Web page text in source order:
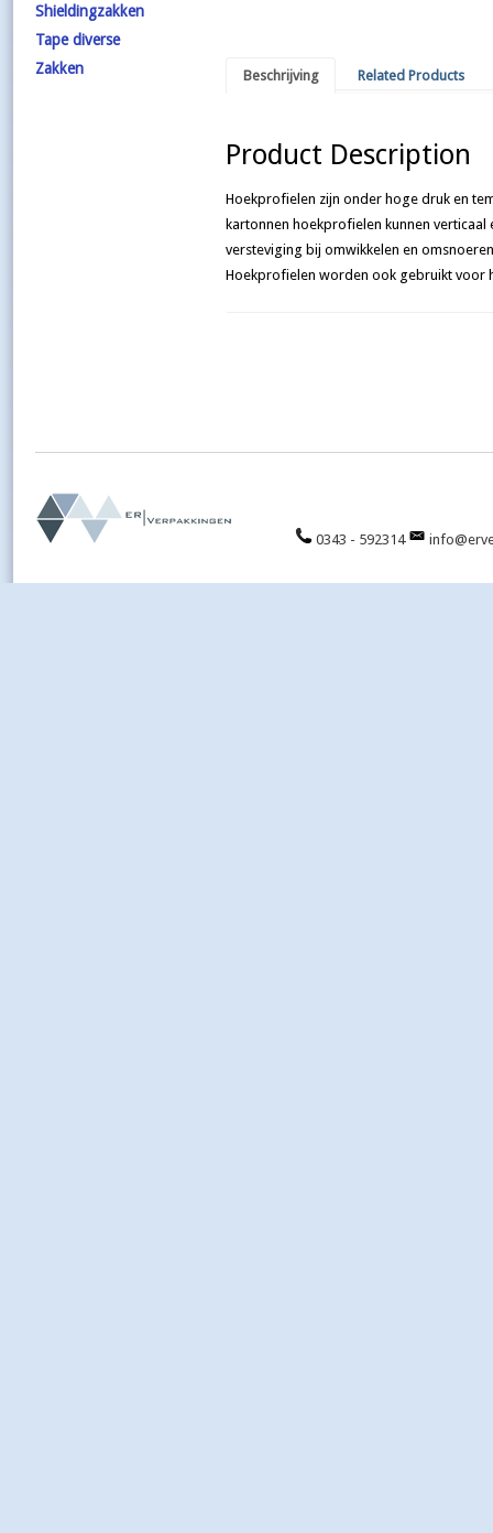
Beschrijving Related Products
Product Description
Hoekprofielen zijn onder hoge druk en
kartonnen hoekprofielen kunnen
versteviging bij omwikkelen en
Hoekprofielen worden ook gebruikt voor
Shieldingzakken
Tape diverse
Zakken
0343 - 592314